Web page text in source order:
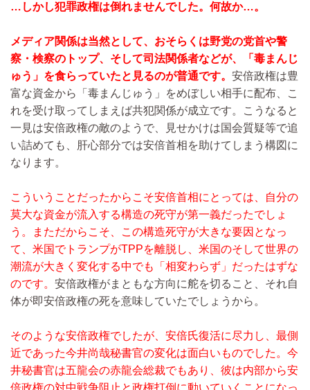
…しかし犯罪政権は倒れませんでした。何故か…。
メディア関係は当然として、おそらくは野党の党首や警
察・検察のトップ、そして司法関係者などが、「毒まんじ
ゅう」を食らっていたと見るのが普通です。 安倍政権は豊
富な資金から「毒まんじゅう」をめぼしい相手に配布、こ
れを受け取ってしまえば共犯関係が成立です。こうなると
一見は安倍政権の敵のようで、見せかけは国会質疑等で追
い詰めても、肝心部分では安倍首相を助けてしまう構図に
なります。
こういうことだったからこそ安倍首相にとっては、自分の
莫大な資金が流入する構造の死守が第一義だったでしょ
う。まただからこそ、この構造死守が大きな要因となっ
て、米国でトランプがTPPを離脱し、米国のそして世界の
潮流が大きく変化する中でも「相変わらず」だったはずな
のです。 安倍政権がまともな方向に舵を切ること、それ自
体が即安倍政権の死を意味していたでしょうから。
そのような安倍政権でしたが、安倍氏復活に尽力し、最側
近であった今井尚哉秘書官の変化は面白いものでした。今
井秘書官は五龍会の赤龍会総裁でもあり、彼は内部から安
倍政権の対中戦争阻止と政権打倒に動いていくことになっ